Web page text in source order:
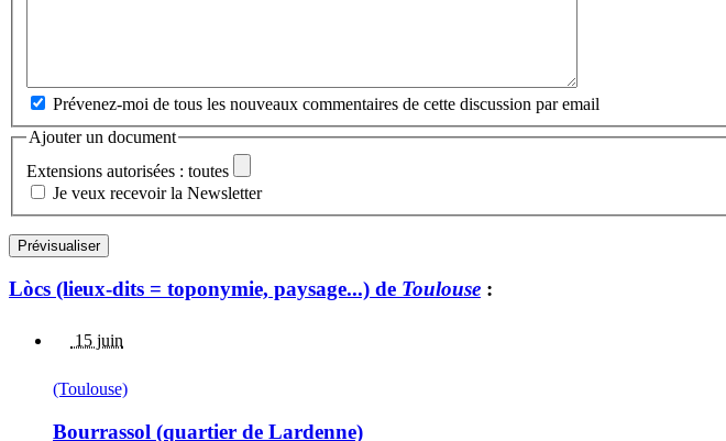
Prévenez-moi de tous les nouveaux commentaires de cette discussion par email
Ajouter un document
Extensions autorisées : toutes
Je veux recevoir la Newsletter
Lòcs (lieux-dits = toponymie, paysage...) de Toulouse :
15 juin
(Toulouse)
Bourrassol (quartier de Lardenne)